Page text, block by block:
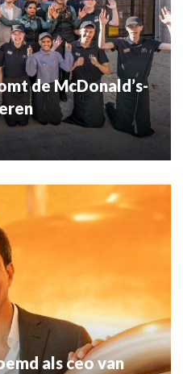
de McDonald’s-
als ceo van